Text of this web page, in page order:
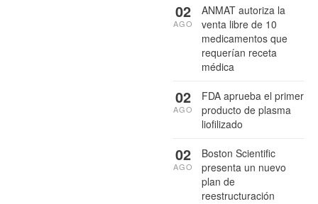
ANMAT autoriza la
venta libre de 10
medicamentos que
requerían receta
médica
02
AGO
FDA aprueba el primer
producto de plasma
liofilizado
02
AGO
Boston Scientific
presenta un nuevo
plan de
reestructuración
02
AGO